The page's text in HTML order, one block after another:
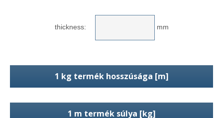
thickness: mm
1 kg termék hosszúsága [m]
1 m termék súlya [kg]